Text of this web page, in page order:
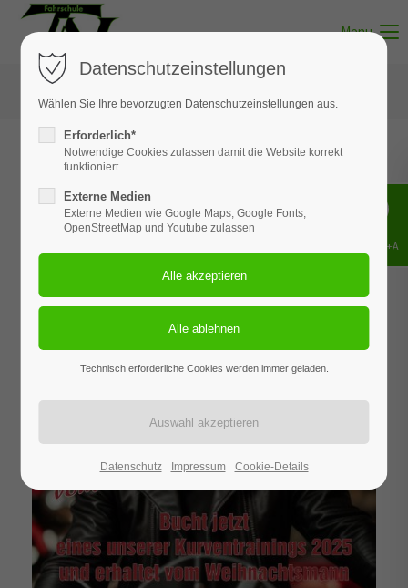
Menu
Rabattaktion
Datenschutzeinstellungen
Wählen Sie Ihre bevorzugten Datenschutzeinstellungen aus.
Erforderlich*
Notwendige Cookies zulassen damit die Website korrekt
funktioniert
Externe Medien
Externe Medien wie Google Maps, Google Fonts,
OpenStreetMap und Youtube zulassen
Technisch erforderliche Cookies werden immer geladen.
Datenschutz Impressum Cookie-Details
Shift+Alt+A